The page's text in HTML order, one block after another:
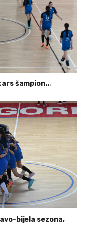
šampion...
bijela sezona,